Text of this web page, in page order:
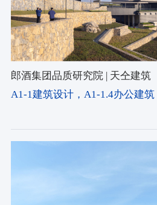
郎酒集团品质研究院 | 天仝建筑
A1-1建筑设计，A1-1.4办公建筑